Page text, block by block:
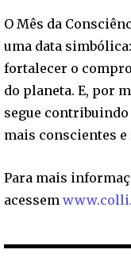
O Mês da
uma data
fortalecer o
do planeta. E, por
segue contribuindo
mais conscientes
Para mais
acessem